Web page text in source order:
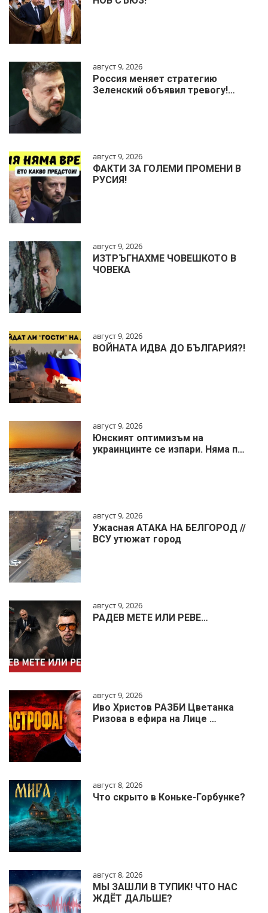
август 9, 2026
Россия меняет стратегию
Зеленский объявил тревогу!…
август 9, 2026
ФАКТИ ЗА ГОЛЕМИ ПРОМЕНИ В
РУСИЯ!
август 9, 2026
ИЗТРЪГНАХМЕ ЧОВЕШКОТО В
ЧОВЕКА
август 9, 2026
ВОЙНАТА ИДВА ДО БЪЛГАРИЯ?!
август 9, 2026
Юнският оптимизъм на
украинцинте се изпари. Няма п…
август 9, 2026
Ужасная АТАКА НА БЕЛГОРОД //
ВСУ утюжат город
август 9, 2026
РАДЕВ МЕТЕ ИЛИ РЕВЕ…
август 9, 2026
Иво Христов РАЗБИ Цветанка
Ризова в ефира на Лице …
август 8, 2026
Что скрыто в Коньке-Горбунке?
август 8, 2026
МЫ ЗАШЛИ В ТУПИК! ЧТО НАС
ЖДЁТ ДАЛЬШЕ?